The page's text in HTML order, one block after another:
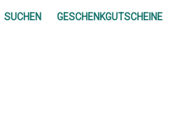
SUCHEN GESCHENKGUTSCHEINE